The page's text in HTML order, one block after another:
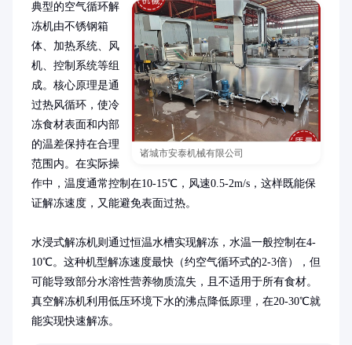
诸城市安泰机械有限公司
典型的空气循环解
冻机由不锈钢箱
体、加热系统、风
机、控制系统等组
成。核心原理是通
过热风循环，使冷
冻食材表面和内部
的温差保持在合理
范围内。在实际操
作中，温度通常控制在10-15℃，风速0.5-2m/s，这样既能保
证解冻速度，又能避免表面过热。
水浸式解冻机则通过恒温水槽实现解冻，水温一般控制在4-
10℃。这种机型解冻速度最快（约空气循环式的2-3倍），但
可能导致部分水溶性营养物质流失，且不适用于所有食材。
真空解冻机利用低压环境下水的沸点降低原理，在20-30℃就
能实现快速解冻。